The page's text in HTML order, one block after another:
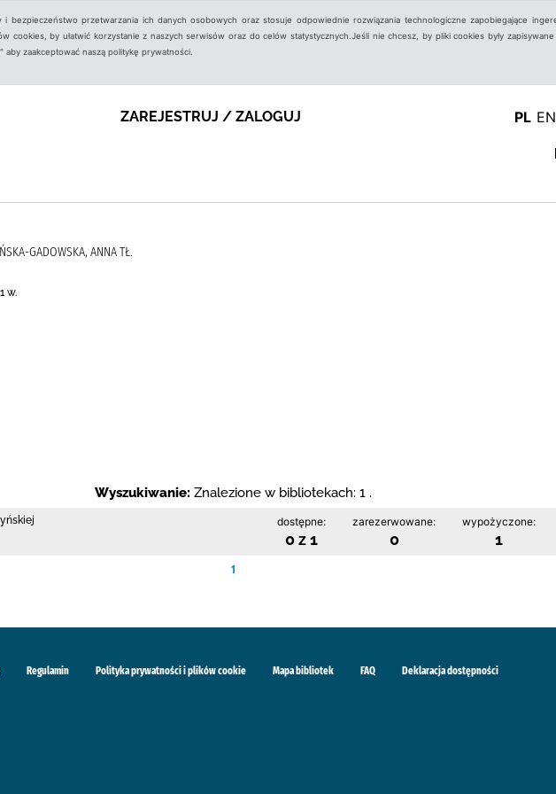
bezpieczeństwo przetwarzania ich danych osobowych oraz stosuje odpowiednie rozwiązania technologiczne zapobiegające
cookies, by ułatwić korzystanie z naszych serwisów oraz do celów statystycznych.Jeśli nie chcesz, by pliki cookies były zapisywane
zaakceptować naszą politykę prywatności.
ZAREJESTRUJ / ZALOGUJ PL EN
GADOWSKA, ANNA TŁ.
w.
Wyszukiwanie: Znalezione w bibliotekach: 1 .
dostępne:
0 z 1
zarezerwowane:
0
wypożyczone:
1
1
Regulamin Polityka prywatności i plików cookie Mapa bibliotek FAQ Deklaracja dostępności